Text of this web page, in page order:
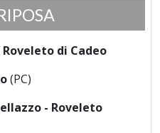
di Cadeo
(PC)
- Roveleto